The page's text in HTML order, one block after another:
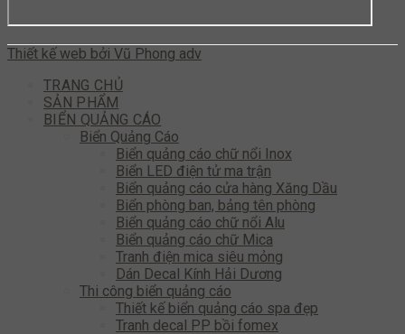
Thiết kế web bởi Vũ Phong adv
TRANG CHỦ
SẢN PHẨM
BIỂN QUẢNG CÁO
Biển Quảng Cáo
Biển quảng cáo chữ nổi Inox
Biển LED điện tử ma trận
Biển quảng cáo cửa hàng Xăng Dầu
Biển phòng ban, bảng tên phòng
Biển quảng cáo chữ nổi Alu
Biển quảng cáo chữ Mica
Tranh điện mica siêu mỏng
Dán Decal Kính Hải Dương
Thi công biển quảng cáo
Thiết kế biển quảng cáo spa đẹp
Tranh decal PP bồi fomex